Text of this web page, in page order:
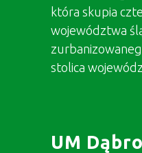
która skupia
województwa
stolica
UM